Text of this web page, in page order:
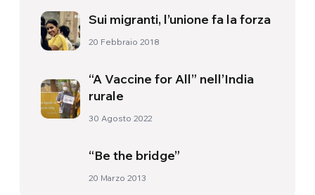
Sui migranti, l’unione fa la forza
20 Febbraio 2018
“A Vaccine for All” nell’India
rurale
30 Agosto 2022
“Be the bridge”
20 Marzo 2013